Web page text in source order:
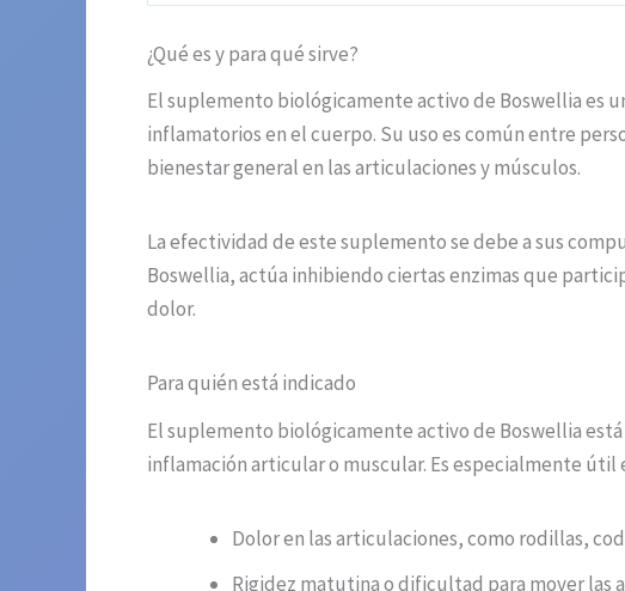
¿Qué es y para qué sirve?
El suplemento biológicamente activo de Boswellia es
inflamatorios en el cuerpo. Su uso es común entre
bienestar general en las articulaciones y músculos.
La efectividad de este suplemento se debe a sus
Boswellia, actúa inhibiendo ciertas enzimas que
dolor.
Para quién está indicado
El suplemento biológicamente activo de Boswellia
inflamación articular o muscular. Es especialmente útil
Dolor en las articulaciones, como rodillas,
Rigidez matutina o dificultad para mover las